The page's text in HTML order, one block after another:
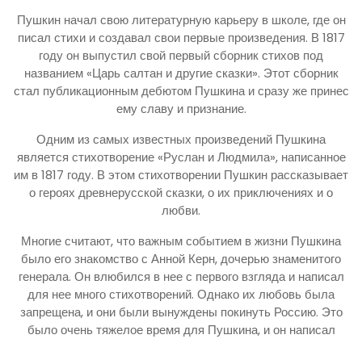
Пушкин начал свою литературную карьеру в школе, где он
писал стихи и создавал свои первые произведения. В 1817
году он выпустил свой первый сборник стихов под
названием «Царь салтан и другие сказки». Этот сборник
стал публикационным дебютом Пушкина и сразу же принес
ему славу и признание.
Одним из самых известных произведений Пушкина
является стихотворение «Руслан и Людмила», написанное
им в 1817 году. В этом стихотворении Пушкин рассказывает
о героях древнерусской сказки, о их приключениях и о
любви.
Многие считают, что важным событием в жизни Пушкина
было его знакомство с Анной Керн, дочерью знаменитого
генерала. Он влюбился в нее с первого взгляда и написал
для нее много стихотворений. Однако их любовь была
запрещена, и они были вынуждены покинуть Россию. Это
было очень тяжелое время для Пушкина, и он написал